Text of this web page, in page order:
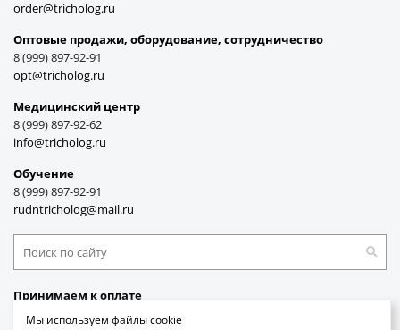
order@tricholog.ru
Оптовые продажи, оборудование, cотрудничество
8 (999) 897-92-91
opt@tricholog.ru
Медицинский центр
8 (999) 897-92-62
info@tricholog.ru
Обучение
8 (999) 897-92-91
rudntricholog@mail.ru
Принимаем к оплате
Мы используем файлы cookie